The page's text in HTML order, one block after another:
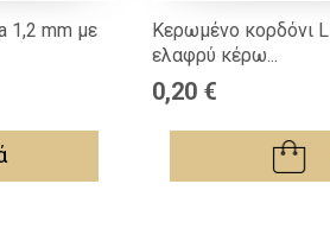
1,2 mm με
Κερωμένο κορδόνι
ελαφρύ κέρω...
0,20 €